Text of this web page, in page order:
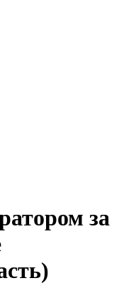
за